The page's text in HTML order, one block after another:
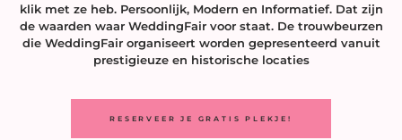
klik met ze heb. Persoonlijk, Modern en Informatief. Dat zijn
de waarden waar WeddingFair voor staat. De trouwbeurzen
die WeddingFair organiseert worden gepresenteerd vanuit
prestigieuze en historische locaties
RESERVEER JE GRATIS PLEKJE!